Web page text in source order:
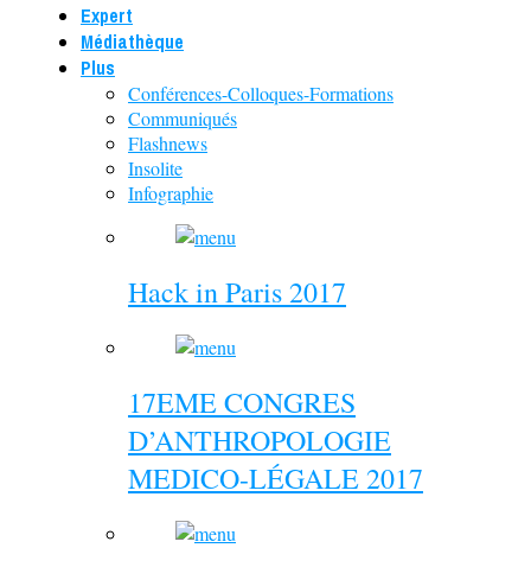
Expert
Médiathèque
Plus
Conférences-Colloques-Formations
Communiqués
Flashnews
Insolite
Infographie
Hack in Paris 2017
17EME CONGRES
D’ANTHROPOLOGIE
MEDICO-LÉGALE 2017